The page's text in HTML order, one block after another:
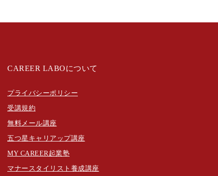
CAREER LABOについて
プライバシーポリシー
受講規約
無料メール講座
五つ星キャリアップ講座
MY CAREER起業塾
マナースタイリスト養成講座